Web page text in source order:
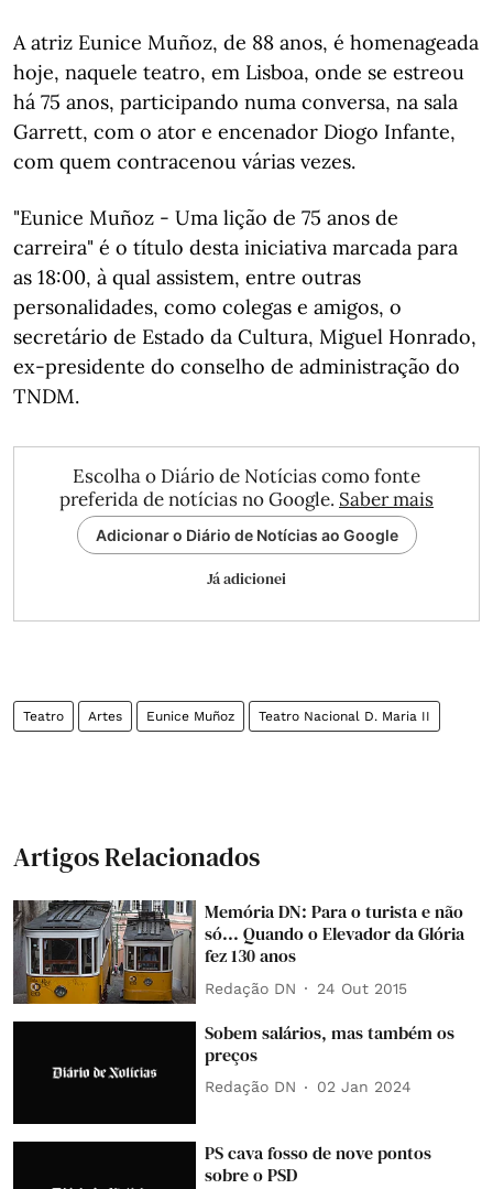
A atriz Eunice Muñoz, de 88 anos, é homenageada
hoje, naquele teatro, em Lisboa, onde se estreou
há 75 anos, participando numa conversa, na sala
Garrett, com o ator e encenador Diogo Infante,
com quem contracenou várias vezes.
"Eunice Muñoz - Uma lição de 75 anos de
carreira" é o título desta iniciativa marcada para
as 18:00, à qual assistem, entre outras
personalidades, como colegas e amigos, o
secretário de Estado da Cultura, Miguel Honrado,
ex-presidente do conselho de administração do
TNDM.
Escolha o Diário de Notícias como fonte
preferida de notícias no Google. Saber mais
Adicionar o Diário de Notícias ao Google
Já adicionei
Teatro Artes Eunice Muñoz Teatro Nacional D. Maria II
Artigos Relacionados
Memória DN: Para o turista e não
só... Quando o Elevador da Glória
fez 130 anos
Redação DN 24 Out 2015
Sobem salários, mas também os
preços
Redação DN 02 Jan 2024
PS cava fosso de nove pontos
sobre o PSD